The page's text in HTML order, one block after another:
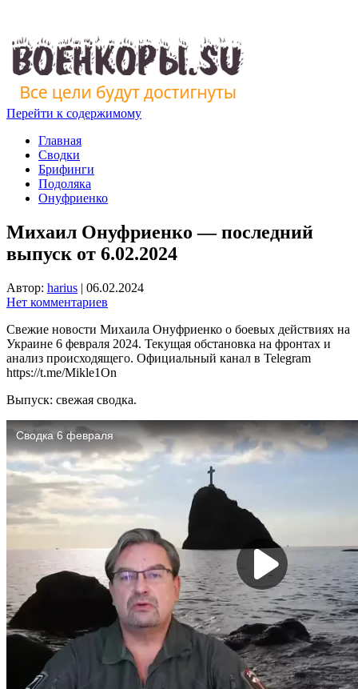
Перейти к содержимому
Главная
Сводки
Брифинги
Подоляка
Онуфриенко
Михаил Онуфриенко — последний
выпуск от 6.02.2024
Автор: harius | 06.02.2024
Нет комментариев
Свежие новости Михаила Онуфриенко о боевых действиях на
Украине 6 февраля 2024. Текущая обстановка на фронтах и
анализ происходящего. Официальный канал в Telegram
https://t.me/Mikle1On
Выпуск: свежая сводка.